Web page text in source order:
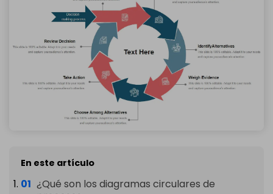
En este artículo
¿Qué son los diagramas circulares de